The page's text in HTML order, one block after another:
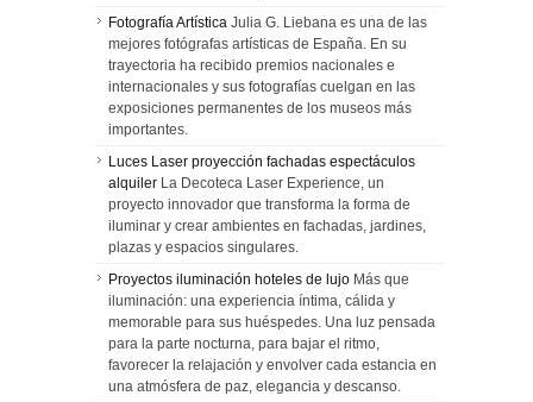
Fotografía Artística Julia G. Liebana es una de las
mejores fotógrafas artísticas de España. En su
trayectoria ha recibido premios nacionales e
internacionales y sus fotografías cuelgan en las
exposiciones permanentes de los museos más
importantes.
Luces Laser proyección fachadas espectáculos
alquiler La Decoteca Laser Experience, un
proyecto innovador que transforma la forma de
iluminar y crear ambientes en fachadas, jardines,
plazas y espacios singulares.
Proyectos iluminación hoteles de lujo Más que
iluminación: una experiencia íntima, cálida y
memorable para sus huéspedes. Una luz pensada
para la parte nocturna, para bajar el ritmo,
favorecer la relajación y envolver cada estancia en
una atmósfera de paz, elegancia y descanso.